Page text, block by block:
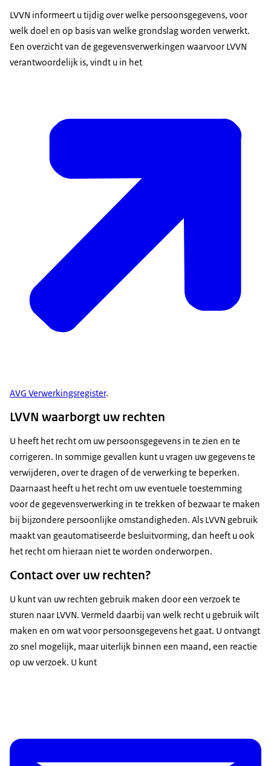
LVVN informeert u tijdig over welke persoonsgegevens, voor
welk doel en op basis van welke grondslag worden verwerkt.
Een overzicht van de gegevensverwerkingen waarvoor LVVN
verantwoordelijk is, vindt u in het
AVG Verwerkingsregister.
LVVN waarborgt uw rechten
U heeft het recht om uw persoonsgegevens in te zien en te
corrigeren. In sommige gevallen kunt u vragen uw gegevens te
verwijderen, over te dragen of de verwerking te beperken.
Daarnaast heeft u het recht om uw eventuele toestemming
voor de gegevensverwerking in te trekken of bezwaar te maken
bij bijzondere persoonlijke omstandigheden. Als LVVN gebruik
maakt van geautomatiseerde besluitvorming, dan heeft u ook
het recht om hieraan niet te worden onderworpen.
Contact over uw rechten?
U kunt van uw rechten gebruik maken door een verzoek te
sturen naar LVVN. Vermeld daarbij van welk recht u gebruik wilt
maken en om wat voor persoonsgegevens het gaat. U ontvangt
zo snel mogelijk, maar uiterlijk binnen een maand, een reactie
op uw verzoek. U kunt